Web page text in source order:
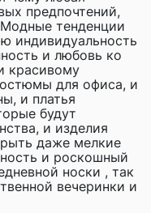
предпочтений,
тенденции
индивидуальность
и любовь ко
красивому
для офиса, и
и платья
будут
и изделия
даже мелкие
и роскошный
носки , так
вечеринки и